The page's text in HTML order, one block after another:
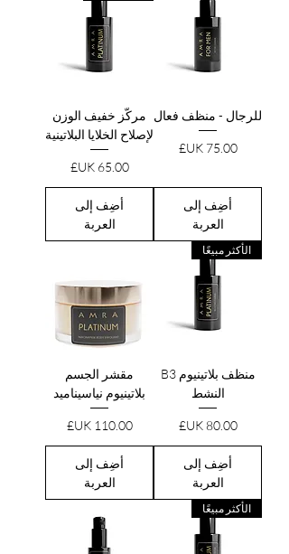
للرجال - منظف فعال
السعر‏75.00 UK£
أضِف إلى
العربة
مركّز خفيف الوزن
لإصلاح الخلايا البلاتينية
السعر‏65.00 UK£
أضِف إلى
العربة
الأكثر مبيعًا
منظف بلاتينيوم B3
النشط
السعر‏80.00 UK£
أضِف إلى
العربة
مقشر الجسم
بلاتينيوم نياسيناميد
السعر‏110.00 UK£
أضِف إلى
العربة
الأكثر مبيعًا